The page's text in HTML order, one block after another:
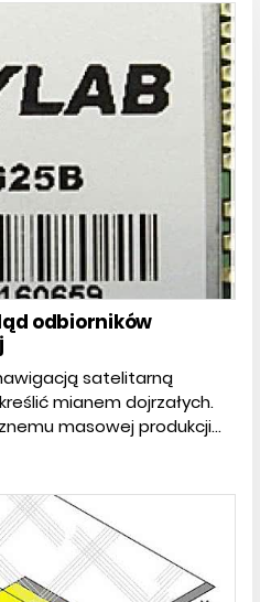
odbiorników
satelitarną
mianem dojrzałych.
masowej produkcji...